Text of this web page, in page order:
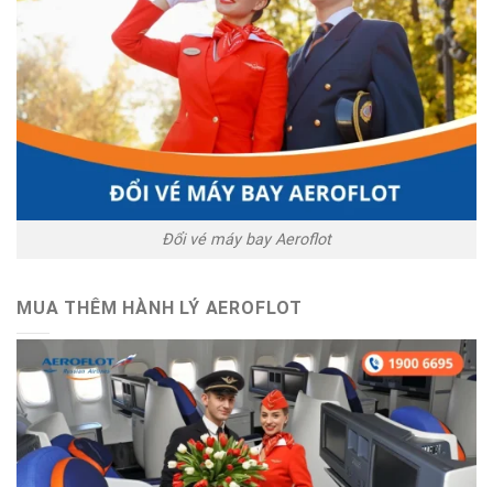
Đổi vé máy bay Aeroflot
MUA THÊM HÀNH LÝ AEROFLOT